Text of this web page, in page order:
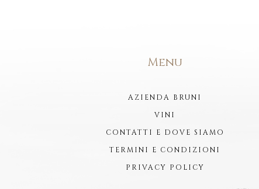
Menu
AZIENDA BRUNI
VINI
CONTATTI E DOVE SIAMO
TERMINI E CONDIZIONI
PRIVACY POLICY